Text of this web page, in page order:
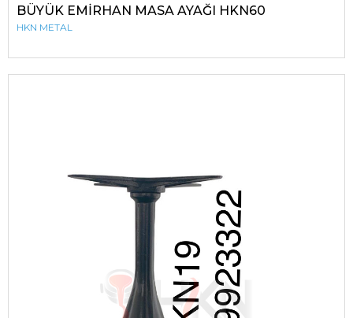
BÜYÜK EMİRHAN MASA AYAĞI HKN60
HKN METAL